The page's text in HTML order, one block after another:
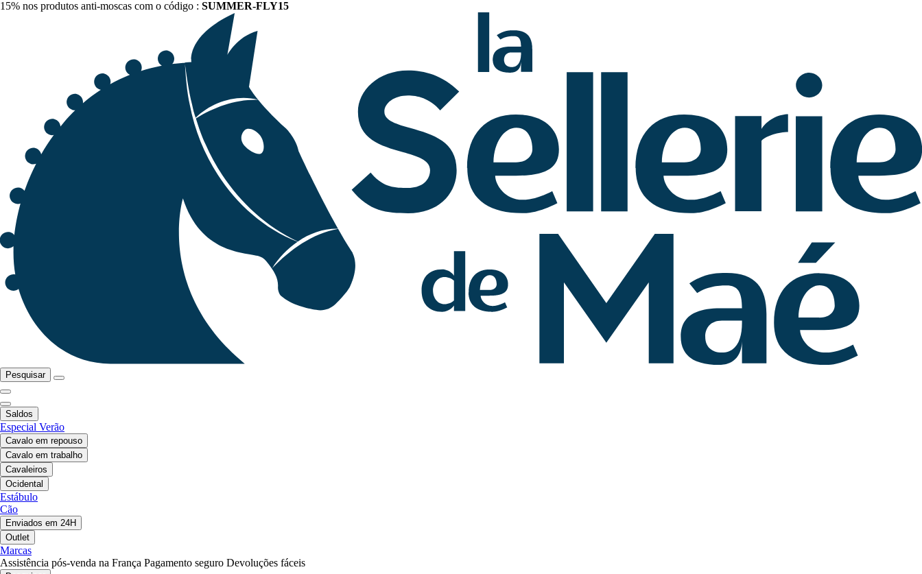
15% nos produtos anti-moscas com o código : SUMMER-FLY15
Pesquisar
Saldos
Especial Verão
Cavalo em repouso
Cavalo em trabalho
Cavaleiros
Ocidental
Estábulo
Cão
Enviados em 24H
Outlet
Marcas
Assistência pós-venda na França Pagamento seguro Devoluções fáceis